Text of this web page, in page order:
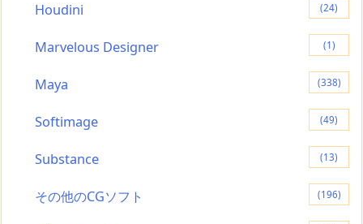
Houdini (24)
Marvelous Designer (1)
Maya (338)
Softimage (49)
Substance (13)
その他のCGソフト (196)